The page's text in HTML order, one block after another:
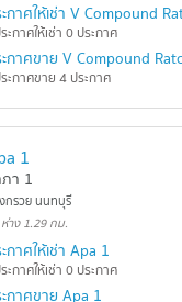
กาศให้เช่า V Compound
ะกาศให้เช่า 0 ประกาศ
กาศขาย V Compound
ะกาศขาย 4 ประกาศ
1
า 1
กรวย นนทบุรี
ห่าง 1.29 กม.
กาศให้เช่า Apa 1
ะกาศให้เช่า 0 ประกาศ
กาศขาย Apa 1